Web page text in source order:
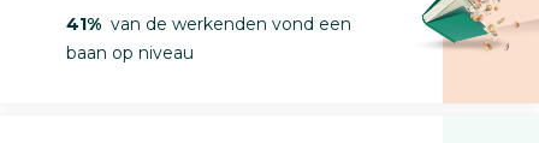
41% van de werkenden vond een
baan op niveau